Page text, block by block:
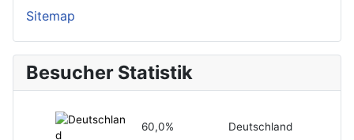
Sitemap
Besucher Statistik
60,0% Deutschland